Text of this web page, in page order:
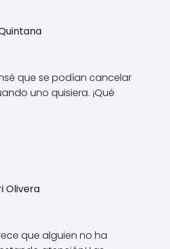
que se podían cancelar
uno quisiera. ¡Qué
Olivera
que alguien no ha